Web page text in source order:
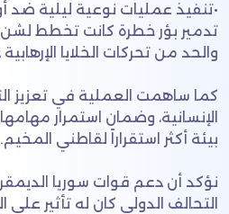
​•​تنفيذ عمليات نوعية ليلية ضد
تدمير بؤر خطرة كانت تخطط
والحد من تحركات الخلايا
كما ساهمت العملية في تعزيز
الإنسانية، وضمان استمرار
بيئة أكثر استقراراً لقاطني المخيم.
نؤكد أن دعم قوات سوريا
التحالف الدولي كان له تأثير على